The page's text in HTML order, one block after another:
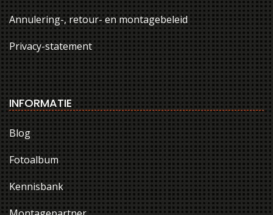
Annulering-, retour- en montagebeleid
Privacy-statement
INFORMATIE
Blog
Fotoalbum
Kennisbank